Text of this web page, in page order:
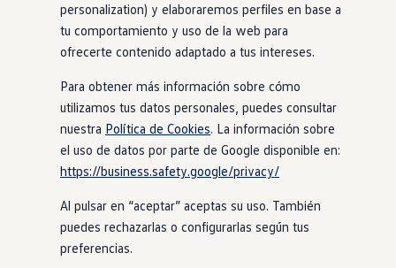
Etiquetas DGT
Simulador de autonomía, carga y ahorro
Carga y autonomía
Soluciones de carga
Tarifas de carga
Carga en casa
Modos de carga
Autonomía
Clientes y posventa
Club Volkswagen
Ofertas posventa
Beneficios Volkswagen
Asistencia en carretera
Servicios de movilidad
Garantía del fabricante
SUV Eléctrico Gasolina Híbrido enchufable
personalization) y elaboraremos perfiles en base a
tu comportamiento y uso de la web para
ofrecerte contenido adaptado a tus intereses.
Para obtener más información sobre cómo
utilizamos tus datos personales, puedes consultar
nuestra Política de Cookies. La información sobre
el uso de datos por parte de Google disponible en:
https://business.safety.google/privacy/
Al pulsar en “aceptar” aceptas su uso. También
puedes rechazarlas o configurarlas según tus
preferencias.